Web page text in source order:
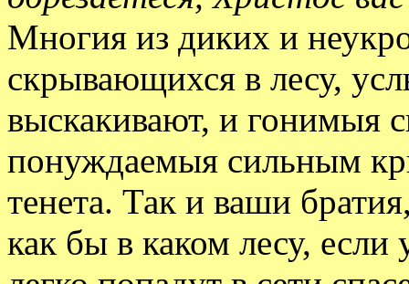
Многия из диких и
скрывающихся в лесу,
выскакивают, и гонимыя
понуждаемыя сильным
тенета. Так и ваши
как бы в каком лесу,